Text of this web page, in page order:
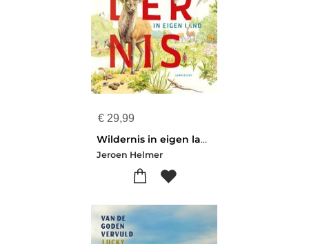
€ 29,99
Wildernis in eigen land
Jeroen Helmer